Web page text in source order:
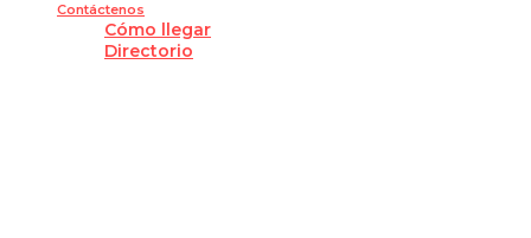
Contáctenos
Cómo llegar
Directorio